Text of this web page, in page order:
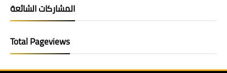
المشاركات الشائعة
Total Pageviews